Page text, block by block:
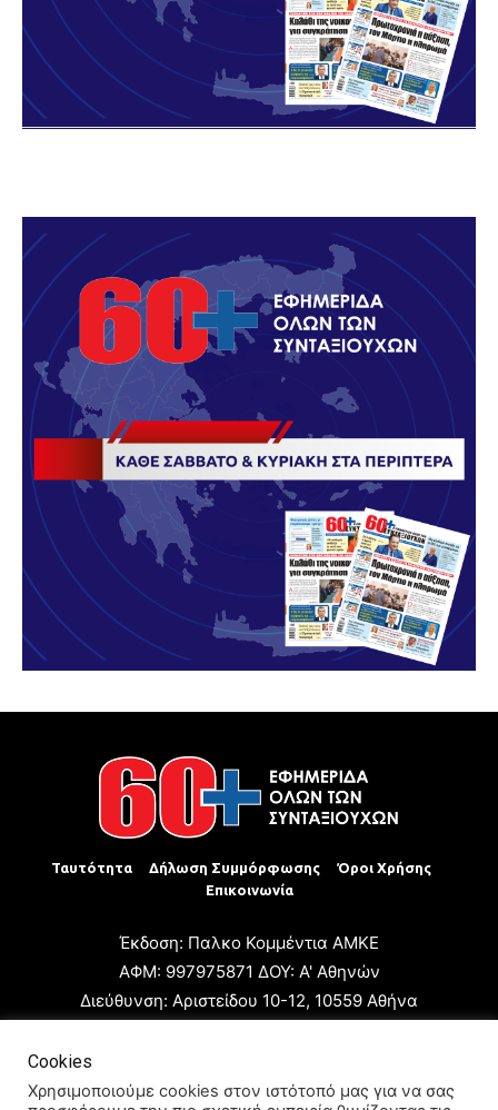
Ταυτότητα Δήλωση Συμμόρφωσης
Όροι Χρήσης
Επικοινωνία
Έκδοση: Παλκο Κομμέντια ΑΜΚΕ
ΑΦΜ: 997975871 ΔΟΥ: Α' Αθηνών
Διεύθυνση: Αριστείδου 10-12, 10559 Αθήνα
Ιδιοκτήτης: Παλκο Κομμέντια ΑΜΚΕ
Cookies
Χρησιμοποιούμε cookies στον ιστότοπό μας για να σας